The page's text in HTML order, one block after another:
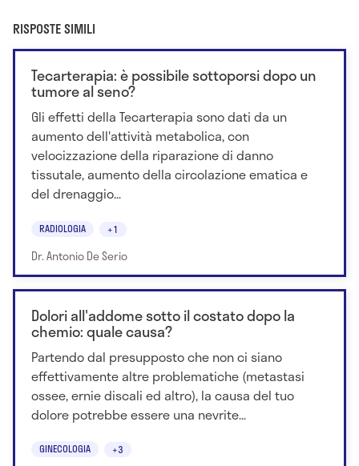
RISPOSTE SIMILI
Tecarterapia: è possibile sottoporsi dopo un
tumore al seno?
Gli effetti della Tecarterapia sono dati da un
aumento dell'attività metabolica, con
velocizzazione della riparazione di danno
tissutale, aumento della circolazione ematica e
del drenaggio...
RADIOLOGIA +1
Dr. Antonio De Serio
Dolori all'addome sotto il costato dopo la
chemio: quale causa?
Partendo dal presupposto che non ci siano
effettivamente altre problematiche (metastasi
ossee, ernie discali ed altro), la causa del tuo
dolore potrebbe essere una nevrite...
GINECOLOGIA +3